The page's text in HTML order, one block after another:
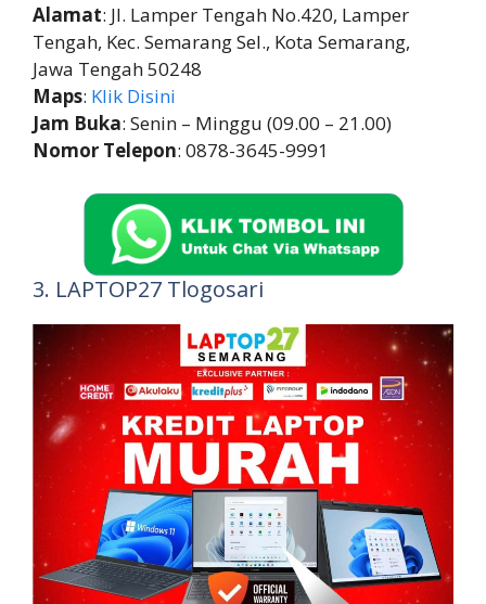
Alamat: Jl. Lamper Tengah No.420, Lamper
Tengah, Kec. Semarang Sel., Kota Semarang,
Jawa Tengah 50248
Maps: Klik Disini
Jam Buka: Senin – Minggu (09.00 – 21.00)
Nomor Telepon: 0878-3645-9991
3. LAPTOP27 Tlogosari